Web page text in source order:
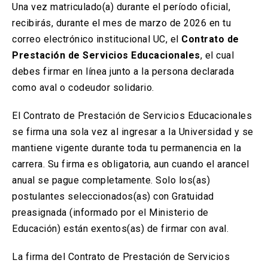
Una vez matriculado(a) durante el período oficial,
recibirás, durante el mes de marzo de 2026 en tu
correo electrónico institucional UC, el Contrato de
Prestación de Servicios Educacionales, el cual
debes firmar en línea junto a la persona declarada
como aval o codeudor solidario.
El Contrato de Prestación de Servicios Educacionales
se firma una sola vez al ingresar a la Universidad y se
mantiene vigente durante toda tu permanencia en la
carrera. Su firma es obligatoria, aun cuando el arancel
anual se pague completamente. Solo los(as)
postulantes seleccionados(as) con Gratuidad
preasignada (informado por el Ministerio de
Educación) están exentos(as) de firmar con aval.
La firma del Contrato de Prestación de Servicios